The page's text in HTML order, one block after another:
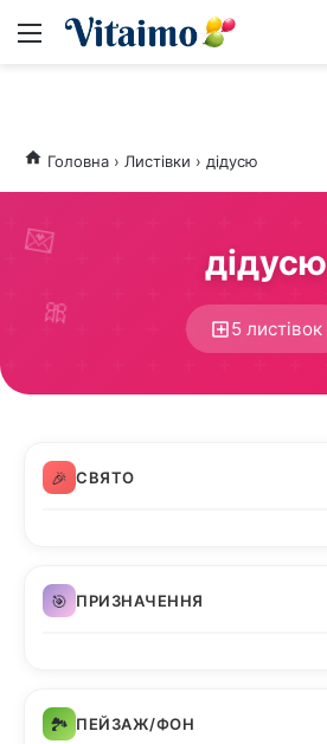
Меню
Головна › Листівки › дідусю
💌
🎀
дідусю
5 листівок
🎉 СВЯТО
🎯 ПРИЗНАЧЕННЯ
🏞️ ПЕЙЗАЖ/ФОН